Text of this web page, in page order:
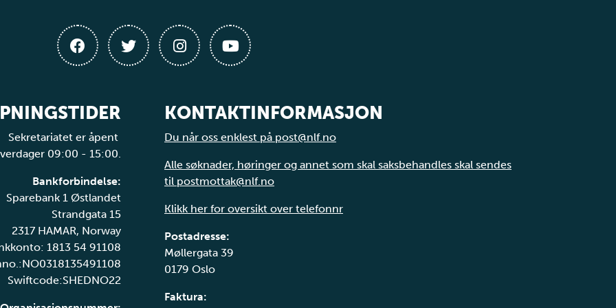
Sekretariatet er åpent
09:00 - 15:00.
Bankforbindelse:
Sparebank 1 Østlandet
Strandgata 15
2317 HAMAR, Norway
1813 54 91108
Swiftcode:SHEDNO22
KONTAKTINFORMASJON
Du når oss enklest på post@nlf.no
Alle søknader, høringer og annet som skal saksbehandles skal sendes
til postmottak@nlf.no
Klikk her for oversikt over telefonnr
Postadresse:
Møllergata 39
0179 Oslo
Faktura: